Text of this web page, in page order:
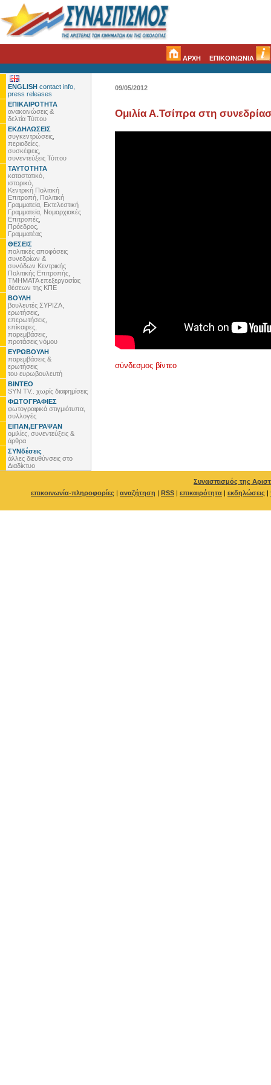
ΑΡΧΗ ΕΠΙΚΟΙΝΩΝΙΑ
ENGLISH contact info,
press releases
ΕΠΙΚΑΙΡΟΤΗΤΑ
ανακοινώσεις &
δελτία Τύπου
ΕΚΔΗΛΩΣΕΙΣ
συγκεντρώσεις,
περιοδείες,
συσκέψεις,
συνεντεύξεις Τύπου
ΤΑΥΤΟΤΗΤΑ
καταστατικό,
ιστορικό,
Κεντρική Πολιτική
Επιτροπή, Πολιτική
Γραμματεία, Εκτελεστική
Γραμματεία, Νομαρχιακές
Επιτροπές,
Πρόεδρος,
Γραμματέας
ΘΕΣΕΙΣ
πολιτικές αποφάσεις
συνεδρίων &
συνόδων Κεντρικής
Πολιτικής Επιτροπής,
ΤΜΗΜΑΤΑ επεξεργασίας
θέσεων της ΚΠΕ
ΒΟΥΛΗ
βουλευτές ΣΥΡΙΖΑ,
ερωτήσεις,
επερωτήσεις,
επίκαιρες,
παρεμβάσεις,
προτάσεις νόμου
ΕΥΡΩΒΟΥΛΗ
παρεμβάσεις &
ερωτήσεις
του ευρωβουλευτή
ΒΙΝΤΕΟ
SYN TV.. χωρίς διαφημίσεις
ΦΩΤΟΓΡΑΦΙΕΣ
φωτογραφικά στιγμιότυπα,
συλλογές
ΕΙΠΑΝ,ΕΓΡΑΨΑΝ
ομιλίες, συνεντεύξεις &
άρθρα
ΣΥΝδέσεις
άλλες διευθύνσεις στο
Διαδίκτυο
09/05/2012
Ομιλία Α.Τσίπρα στη
σύνδεσμος βίντεο
Συνασπισμός της
επικοινωνία-πληροφορίες | αναζήτηση | RSS | επικαιρότητα | εκδηλώσεις |